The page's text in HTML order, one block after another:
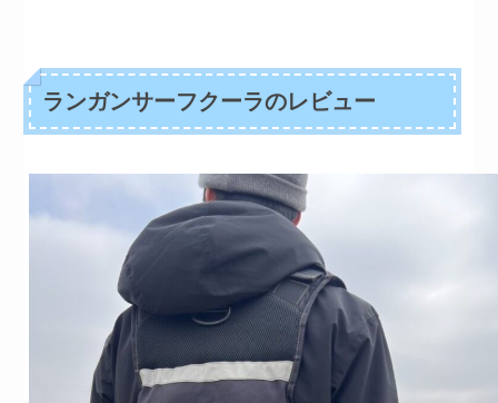
ランガンサーフクーラのレビュー